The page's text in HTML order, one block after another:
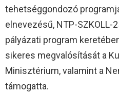
tehetséggondozó
elnevezésű, NTP-
pályázati program
sikeres megvalósítását a
Minisztérium, valamint a
támogatta.